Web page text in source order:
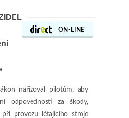
ON-LINE
nařizoval pilotům, aby
odpovědnosti za škody,
provozu létajícího stroje